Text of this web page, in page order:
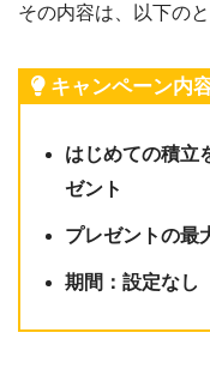
その内容は、以下のと
キャンペーン内
はじめての積立
ゼント
プレゼントの最
期間：設定なし